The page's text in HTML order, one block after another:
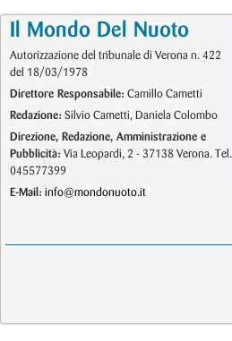
Il Mondo Del Nuoto
Autorizzazione del tribunale di Verona n. 422
del 18/03/1978
Direttore Responsabile: Camillo Cametti
Redazione: Silvio Cametti, Daniela Colombo
Direzione, Redazione, Amministrazione e
Pubblicità: Via Leopardi, 2 - 37138 Verona. Tel.
045577399
E-Mail: info@mondonuoto.it